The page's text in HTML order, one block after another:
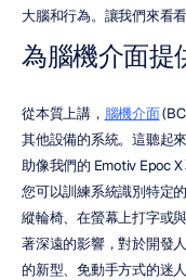
大腦和行為。讓我們來看
為腦機介面提
從本質上講， 腦機介面
其他設備的系統。這聽起
助像我們的 Emotiv Epoc
您可以訓練系統識別特定
縱輪椅、在螢幕上打字或
著深遠的影響，對於開發
的新型、免動手方式的迷人